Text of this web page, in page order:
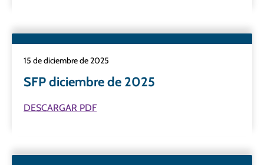
15 de diciembre de 2025
SFP diciembre de 2025
DESCARGAR PDF